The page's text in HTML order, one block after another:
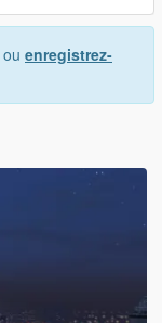
ou enregistrez-